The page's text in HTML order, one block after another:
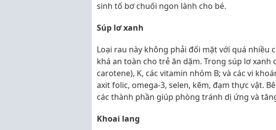
sinh tố bơ chuối ngon lành cho bé.
Súp lơ xanh
Loại rau này không phải đối mặt với quá nhiều
khá an toàn cho trẻ ăn dặm. Trong súp lơ xanh
carotene), K, các vitamin nhóm B; và các vi
axit folic, omega-3, selen, kẽm, đạm thực vật.
các thành phần giúp phòng tránh dị ứng và
Khoai lang